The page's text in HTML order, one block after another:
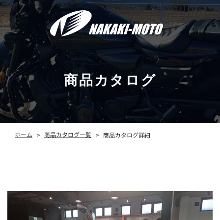
商品カタログ
ホーム > 商品カタログ一覧 > 商品カタログ詳細